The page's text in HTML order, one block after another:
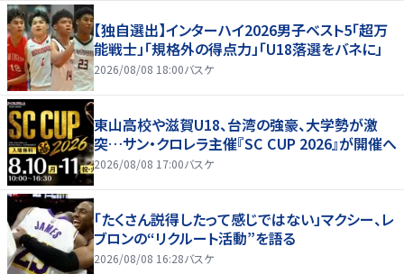
【独自選出】インターハイ2026男子ベスト5「超万
能戦士」「規格外の得点力」「U18落選をバネに」
2026/08/08 18:00バスケ
東山高校や滋賀U18、台湾の強豪、大学勢が激
突…サン・クロレラ主催『SC CUP 2026』が開催へ
2026/08/08 17:00バスケ
「たくさん説得したって感じではない」マクシー、レ
ブロンの“リクルート活動”を語る
2026/08/08 16:28バスケ